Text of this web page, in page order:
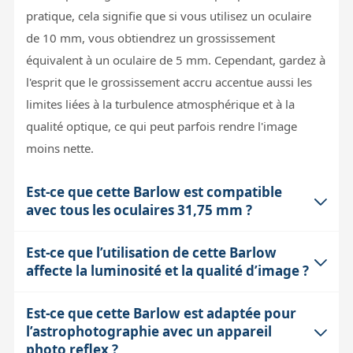
pratique, cela signifie que si vous utilisez un oculaire
de 10 mm, vous obtiendrez un grossissement
équivalent à un oculaire de 5 mm. Cependant, gardez à
l'esprit que le grossissement accru accentue aussi les
limites liées à la turbulence atmosphérique et à la
qualité optique, ce qui peut parfois rendre l'image
moins nette.
Est-ce que cette Barlow est compatible
avec tous les oculaires 31,75 mm ?
Cette lentille de Barlow est conçue pour les oculaires
au coulant standard 31,75 mm, ce qui couvre la
d’un filetage femelle 31,75 mm pour visser des filtres.
En revanche, certains oculaires très spécifiques ou à
Est-ce que l’utilisation de cette Barlow
affecte la luminosité et la qualité d’image ?
Utiliser une Barlow double la focale mais ne change
pas la quantité de lumière collectée par le télescope, ce
Est-ce que cette Barlow est adaptée pour
l’astrophotographie avec un appareil
photo reflex ?